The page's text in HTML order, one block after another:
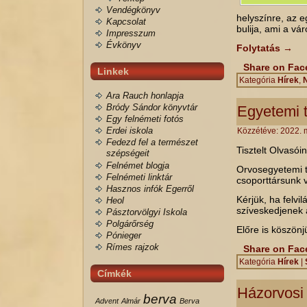
Vendégkönyv
Kapcsolat
Impresszum
Évkönyv
Linkek
Ara Rauch honlapja
Bródy Sándor könyvtár
Egy felnémeti fotós
Erdei iskola
Fedezd fel a természet
szépségeit
Felnémet blogja
Felnémeti linktár
Hasznos infók Egerről
Heol
Pásztorvölgyi Iskola
Polgárőrség
Pónieger
Rímes rajzok
Címkék
Advent Almár berva Berva
helyszínre, az
bulija, ami a
Folytatás →
Share on
Kategória Hírek,
Egyetemi
Közzétéve: 2022.
Tisztelt
Orvosegyetemi
csoporttársunk
Kérjük, ha
szíveskedjenek
Előre is
Share on
Kategória Hírek